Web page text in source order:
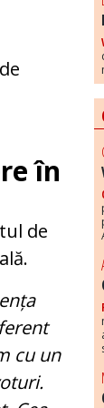
în
de
cu un